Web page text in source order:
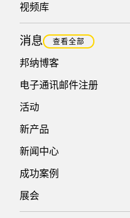
视频库
消息 查看全部
邦纳博客
电子通讯邮件注册
活动
新产品
新闻中心
成功案例
展会